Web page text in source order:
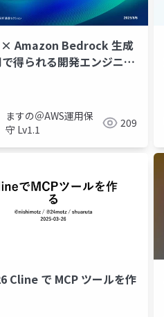
Amazon Bedrock 生成
得られる開発エンジニア
ますの＠AWS運用保
守 Lv1.1
209
Cline で MCP ツールを作